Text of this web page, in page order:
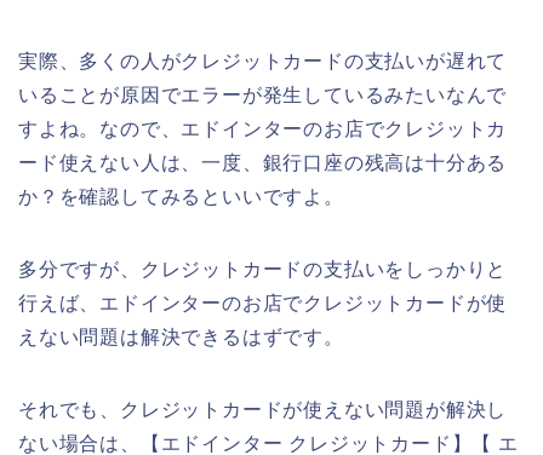
実際、多くの人がクレジットカードの支払いが遅れて
いることが原因でエラーが発生しているみたいなんで
すよね。なので、エドインターのお店でクレジットカ
ード使えない人は、一度、銀行口座の残高は十分ある
か？を確認してみるといいですよ。
多分ですが、クレジットカードの支払いをしっかりと
行えば、エドインターのお店でクレジットカードが使
えない問題は解決できるはずです。
それでも、クレジットカードが使えない問題が解決し
ない場合は、【エドインター クレジットカード】【 エ